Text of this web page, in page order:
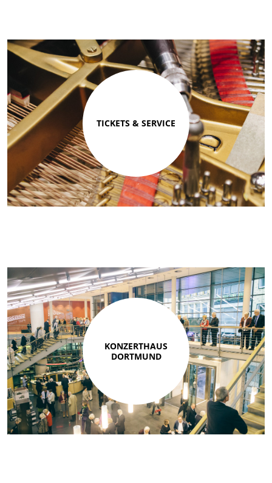
TICKETS & SERVICE
KONZERTHAUS
DORTMUND